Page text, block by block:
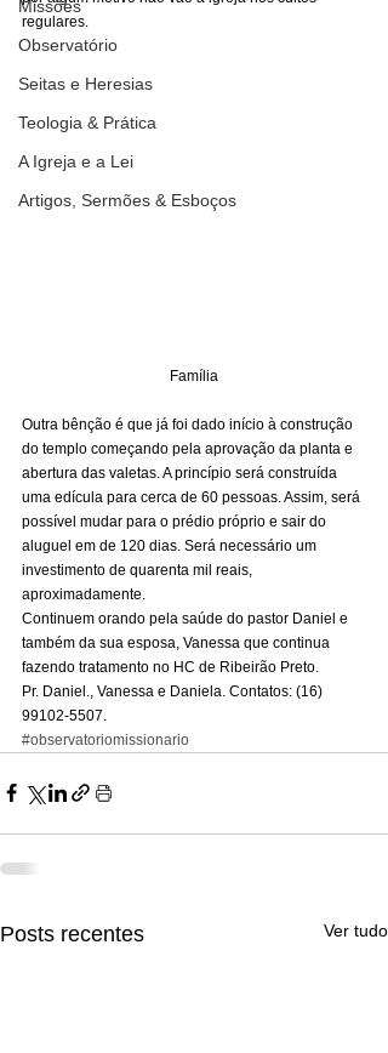
Missões
Observatório
Seitas e Heresias
Teologia & Prática
A Igreja e a Lei
Artigos, Sermões & Esboços
regulares.
Família
Outra bênção é que já foi dado início à construção
do templo começando pela aprovação da planta e
abertura das valetas. A princípio será construída
uma edícula para cerca de 60 pessoas. Assim, será
possível mudar para o prédio próprio e sair do
aluguel em de 120 dias. Será necessário um
investimento de quarenta mil reais,
aproximadamente.
Continuem orando pela saúde do pastor Daniel e
também da sua esposa, Vanessa que continua
fazendo tratamento no HC de Ribeirão Preto.
Pr. Daniel., Vanessa e Daniela. Contatos: (16)
99102-5507.
#observatoriomissionario
Posts recentes Ver tudo